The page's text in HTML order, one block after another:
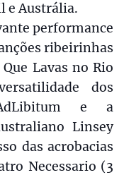
e Austrália.
performance
ribeirinhas
Lavas no Rio
dos
e a
Linsey
das acrobacias
Necessario (3